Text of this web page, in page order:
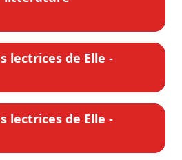
lectrices de Elle -
lectrices de Elle -